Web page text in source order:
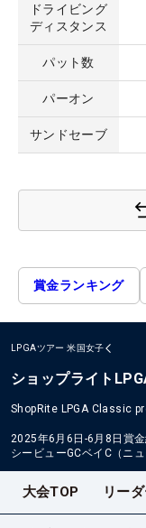
ドライビング
ディスタンス
パット数
パーオン
サンドセーブ
賞金ランキング
LPGAツアー 米国女子
ショップライト
ShopRite LPGA Classic
2025年6月6日-6月8日 賞
シービューGCベイC（ニ
大会TOP リー